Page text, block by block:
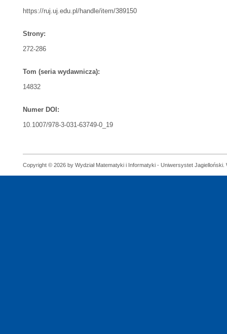
https://ruj.uj.edu.pl/handle/item/389150
Strony:
272-286
Tom (seria wydawnicza):
14832
Numer DOI:
10.1007/978-3-031-63749-0_19
Copyright © 2026 by Wydział Matematyki i Informatyki - Uniwersystet